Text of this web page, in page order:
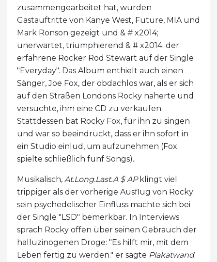
zusammengearbeitet hat, wurden
Gastauftritte von Kanye West, Future, MIA und
Mark Ronson gezeigt und & # x2014;
unerwartet, triumphierend & # x2014; der
erfahrene Rocker Rod Stewart auf der Single
"Everyday". Das Album enthielt auch einen
Sänger, Joe Fox, der obdachlos war, als er sich
auf den Straßen Londons Rocky näherte und
versuchte, ihm eine CD zu verkaufen.
Stattdessen bat Rocky Fox, für ihn zu singen
und war so beeindruckt, dass er ihn sofort in
ein Studio einlud, um aufzunehmen (Fox
spielte schließlich fünf Songs)..
Musikalisch, At.Long.Last.A $ APklingt viel
trippiger als der vorherige Ausflug von Rocky;
sein psychedelischer Einfluss machte sich bei
der Single "LSD" bemerkbar. In Interviews
sprach Rocky offen über seinen Gebrauch der
halluzinogenen Droge: "Es hilft mir, mit dem
Leben fertig zu werden." er sagte Plakatwand.